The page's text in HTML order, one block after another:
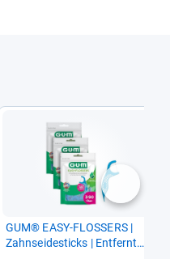
GUM® EASY-​FLOS­SERS |
Zahn­sei­de­sticks | Ent­fernt
nächste